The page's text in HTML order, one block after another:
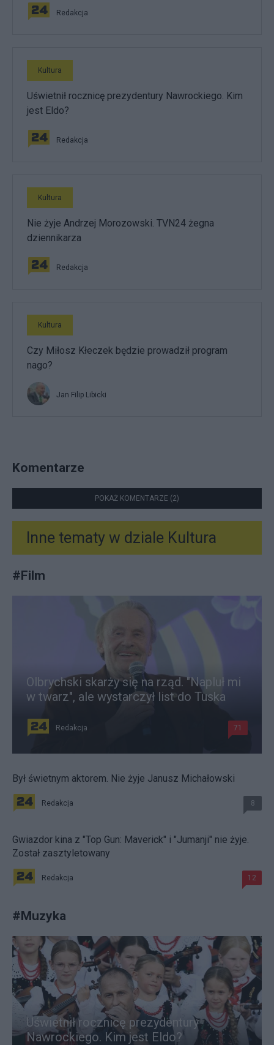
Redakcja
Kultura
Uświetnił rocznicę prezydentury Nawrockiego. Kim
jest Eldo?
Redakcja
Kultura
Nie żyje Andrzej Morozowski. TVN24 żegna
dziennikarza
Redakcja
Kultura
Czy Miłosz Kłeczek będzie prowadził program
nago?
Jan Filip Libicki
Komentarze
POKAŻ KOMENTARZE (2)
Inne tematy w dziale Kultura
#Film
Olbrychski skarży się na rząd. "Napluł mi
w twarz", ale wystarczył list do Tuska
Redakcja 71
Był świetnym aktorem. Nie żyje Janusz Michałowski
Redakcja 8
Gwiazdor kina z "Top Gun: Maverick" i "Jumanji" nie żyje.
Został zasztyletowany
Redakcja 12
#Muzyka
Uświetnił rocznicę prezydentury
Nawrockiego. Kim jest Eldo?